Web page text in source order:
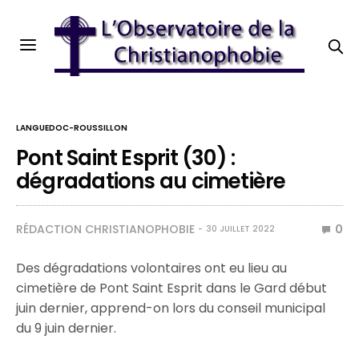
LANGUEDOC-ROUSSILLON
Pont Saint Esprit (30) :
dégradations au cimetière
RÉDACTION CHRISTIANOPHOBIE 30 JUILLET 2022 0
Des dégradations volontaires ont eu lieu au
cimetière de Pont Saint Esprit dans le Gard début
juin dernier, apprend-on lors du conseil municipal
du 9 juin dernier.